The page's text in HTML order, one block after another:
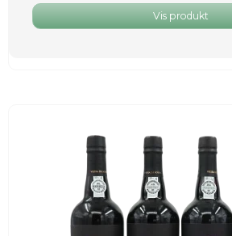
Vis produkt